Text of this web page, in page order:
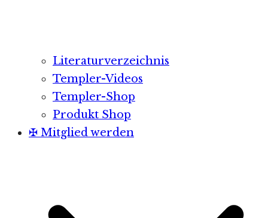
Literaturverzeichnis
Templer-Videos
Templer-Shop
Produkt Shop
✠ Mitglied werden